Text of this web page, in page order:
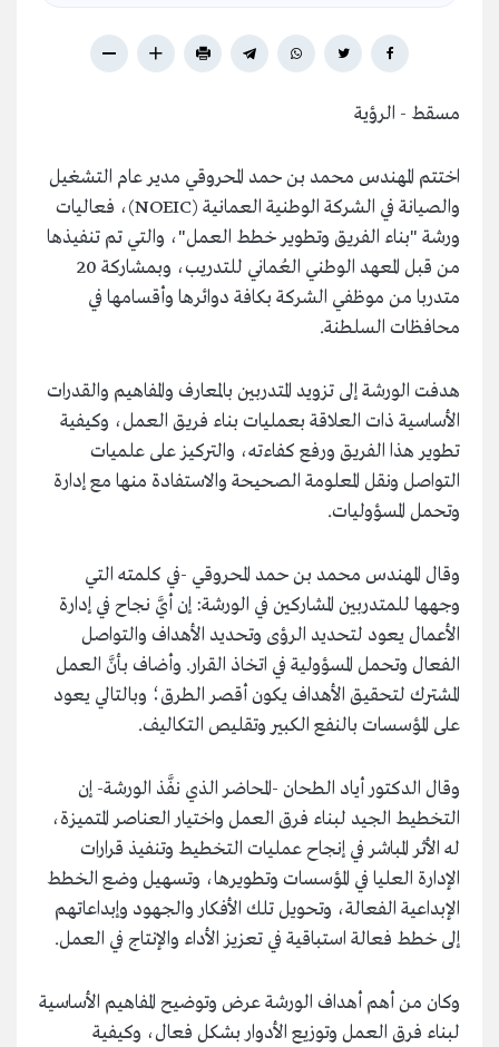
مسقط - الرؤية
اختتم المهندس محمد بن حمد المحروقي مدير عام التشغيل
والصيانة في الشركة الوطنية العمانية (NOEIC)، فعاليات
ورشة "بناء الفريق وتطوير خطط العمل"، والتي تم تنفيذها
من قبل المعهد الوطني العُماني للتدريب، وبمشاركة 20
متدربا من موظفي الشركة بكافة دوائرها وأقسامها في
محافظات السلطنة.
هدفت الورشة إلى تزويد المتدربين بالمعارف والمفاهيم والقدرات
الأساسية ذات العلاقة بعمليات بناء فريق العمل، وكيفية
تطوير هذا الفريق ورفع كفاءته، والتركيز على علميات
التواصل ونقل المعلومة الصحيحة والاستفادة منها مع إدارة
وتحمل المسؤوليات.
وقال المهندس محمد بن حمد المحروقي -في كلمته التي
وجهها للمتدربين المشاركين في الورشة: إن أيَّ نجاح في إدارة
الأعمال يعود لتحديد الرؤى وتحديد الأهداف والتواصل
الفعال وتحمل المسؤولية في اتخاذ القرار. وأضاف بأنَّ العمل
المشترك لتحقيق الأهداف يكون أقصر الطرق؛ وبالتالي يعود
على المؤسسات بالنفع الكبير وتقليص التكاليف.
وقال الدكتور أياد الطحان -المحاضر الذي نفَّذ الورشة- إن
التخطيط الجيد لبناء فرق العمل واختيار العناصر المتميزة،
له الأثر المباشر في إنجاح عمليات التخطيط وتنفيذ قرارات
الإدارة العليا في المؤسسات وتطويرها، وتسهيل وضع الخطط
الإبداعية الفعالة، وتحويل تلك الأفكار والجهود وإبداعاتهم
إلى خطط فعالة استباقية في تعزيز الأداء والإنتاج في العمل.
وكان من أهم أهداف الورشة عرض وتوضيح المفاهيم الأساسية
لبناء فرق العمل وتوزيع الأدوار بشكل فعال، وكيفية